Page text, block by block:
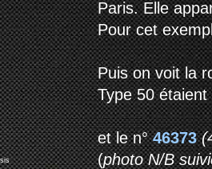
Paris. Elle
Pour cet
Puis on voit la
Type 50
et le n°46373
(photo N/B